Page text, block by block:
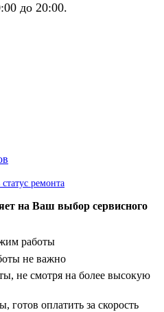
до 20:00.
ремонта
на Ваш выбор сервисного
работы
не важно
не смотря на более высокую
готов оплатить за скорость